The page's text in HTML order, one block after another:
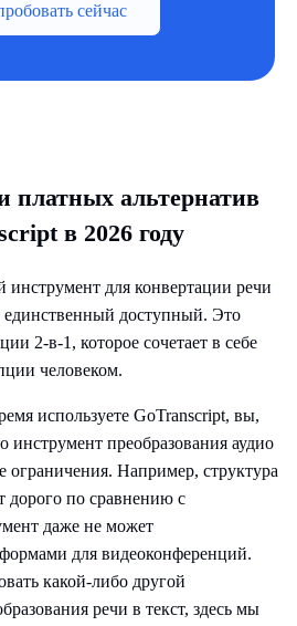
сейчас
платных альтернатив
в 2026 году
для конвертации речи
единственный доступный. Это
2-в-1, которое сочетает в себе
человеком.
используете GoTranscript, вы,
инструмент преобразования аудио
ограничения. Например, структура
дорого по сравнению с
даже не может
для видеоконференций.
какой-либо другой
речи в текст, здесь мы